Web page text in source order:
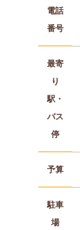
電話
番号
最寄
り
駅・
バス
停
予算
駐車
場